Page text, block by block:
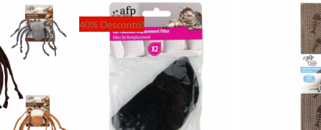
40% Desconto!